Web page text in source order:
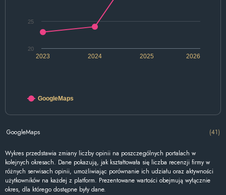
2024 2026
2023 2025
20
25
GoogleMaps
GoogleMaps (41)
Wykres przedstawia zmiany liczby opinii na poszczególnych portalach w
kolejnych okresach. Dane pokazują, jak kształtowała się liczba recenzji firmy w
różnych serwisach opinii, umożliwiając porównanie ich udziału oraz aktywności
użytkowników na każdej z platform. Prezentowane wartości obejmują wyłącznie
okres, dla którego dostępne były dane.